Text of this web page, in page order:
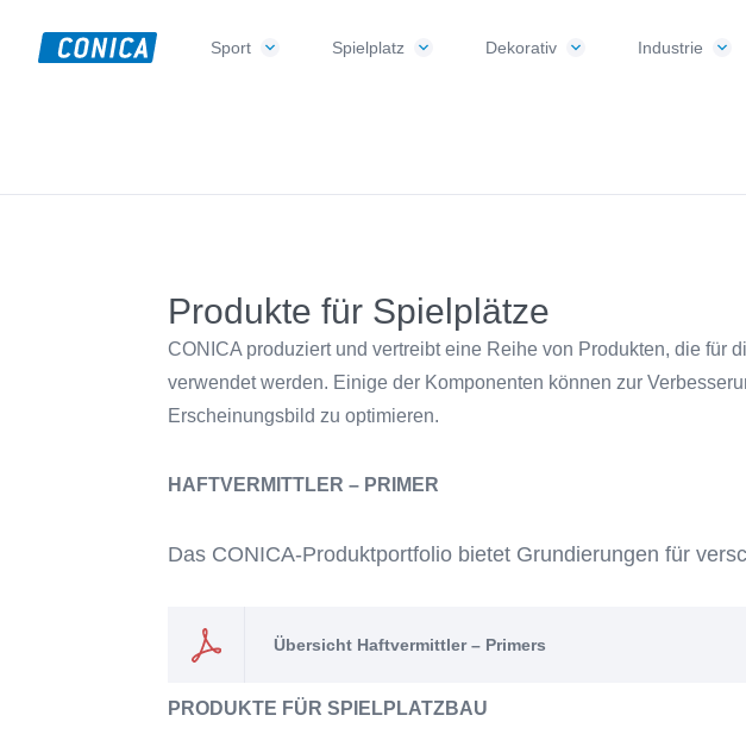
Flooring
Sport Spielplatz Dekorativ Industrie
Produkte für Spielplätze
CONICA produziert und vertreibt eine Reihe von Produkten, die
verwendet werden. Einige der Komponenten können zur
Erscheinungsbild zu optimieren.
HAFTVERMITTLER – PRIMER
Das CONICA-Produktportfolio bietet Grundierungen für
Übersicht Haftvermittler – Primers
PRODUKTE FÜR SPIELPLATZBAU